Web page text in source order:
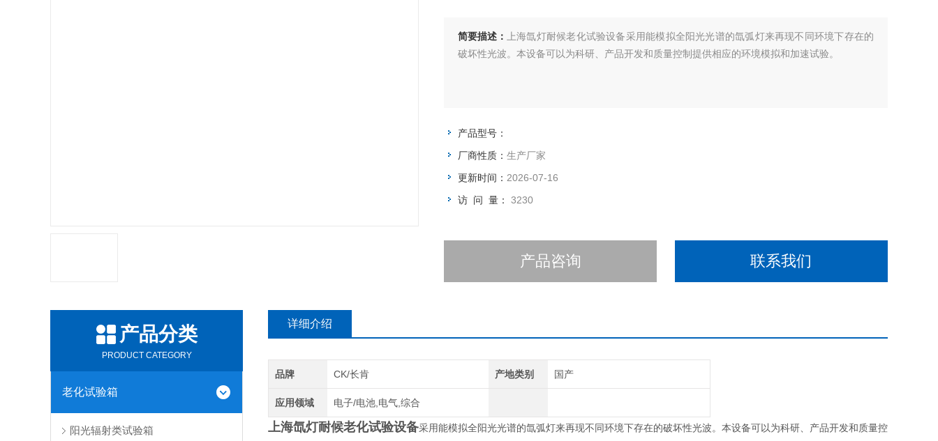
简要描述：
上海氙灯耐候老化试验设备采用能模拟全阳光光谱的氙弧灯来再现不同环境下存在的
破坏性光波。本设备可以为科研、产品开发和质量控制提供相应的环境模拟和加速试验。
产品型号：
厂商性质： 生产厂家
更新时间： 2026-07-16
访 问 量： 3230
产品咨询 联系我们
产品分类
PRODUCT CATEGORY
老化试验箱
阳光辐射类试验箱
详细介绍
品牌 CK/长肯 产地类别 国产
应用领域 电子/电池,电气,综合
上海氙灯耐候老化试验设备采用能模拟全阳光光谱的氙弧灯来再现不同环境下存在的破坏性光波。本设备可以为科研、产品开发和质量控